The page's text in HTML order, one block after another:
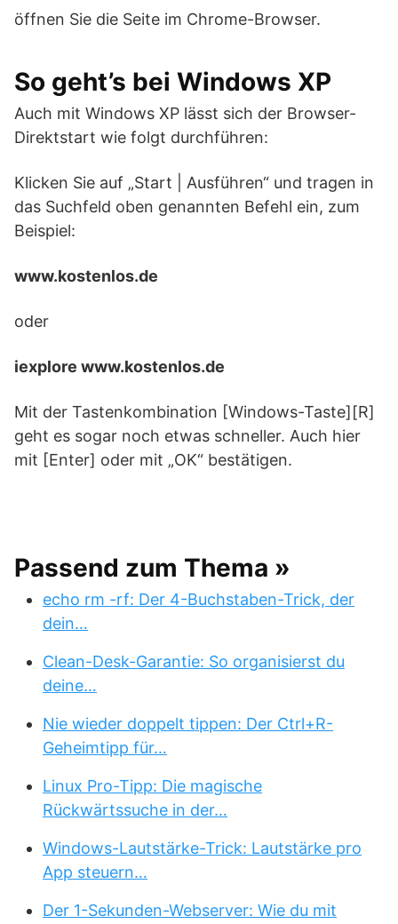
öffnen Sie die Seite im Chrome-Browser.
So geht’s bei Windows XP
Auch mit Windows XP lässt sich der Browser-
Direktstart wie folgt durchführen:
Klicken Sie auf „Start | Ausführen“ und tragen in
das Suchfeld oben genannten Befehl ein, zum
Beispiel:
www.kostenlos.de
oder
iexplore www.kostenlos.de
Mit der Tastenkombination [Windows-Taste][R]
geht es sogar noch etwas schneller. Auch hier
mit [Enter] oder mit „OK“ bestätigen.
Passend zum Thema »
echo rm -rf: Der 4-Buchstaben-Trick, der
dein…
Clean-Desk-Garantie: So organisierst du
deine…
Nie wieder doppelt tippen: Der Ctrl+R-
Geheimtipp für…
Linux Pro-Tipp: Die magische
Rückwärtssuche in der…
Windows-Lautstärke-Trick: Lautstärke pro
App steuern…
Der 1-Sekunden-Webserver: Wie du mit